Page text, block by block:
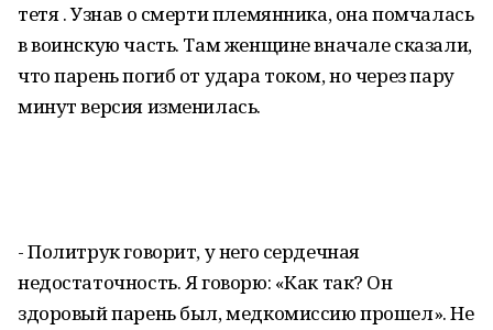
тетя . Узнав о смерти племянника, она помчалась
в воинскую часть. Там женщине вначале сказали,
что парень погиб от удара током, но через пару
минут версия изменилась.
- Политрук говорит, у него сердечная
недостаточность. Я говорю: «Как так? Он
здоровый парень был, медкомиссию прошел». Не